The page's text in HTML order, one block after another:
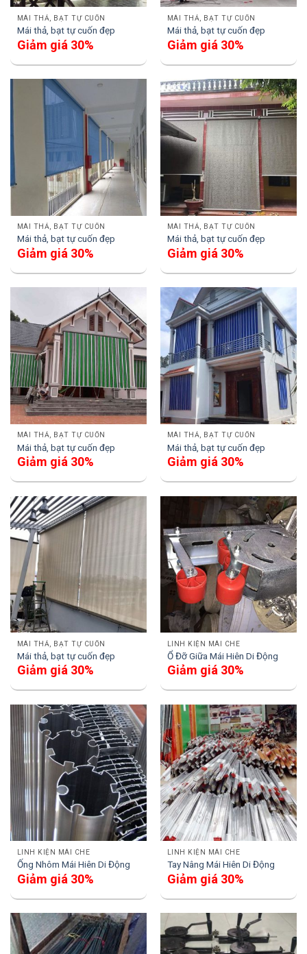
MÁI THẢ, BẠT TỰ CUỐN
Mái thả, bạt tự cuốn đẹp
Giảm giá 30%
MÁI THẢ, BẠT TỰ CUỐN
Mái thả, bạt tự cuốn đẹp
Giảm giá 30%
MÁI THẢ, BẠT TỰ CUỐN
Mái thả, bạt tự cuốn đẹp
Giảm giá 30%
MÁI THẢ, BẠT TỰ CUỐN
Mái thả, bạt tự cuốn đẹp
Giảm giá 30%
MÁI THẢ, BẠT TỰ CUỐN
Mái thả, bạt tự cuốn đẹp
Giảm giá 30%
MÁI THẢ, BẠT TỰ CUỐN
Mái thả, bạt tự cuốn đẹp
Giảm giá 30%
MÁI THẢ, BẠT TỰ CUỐN
Mái thả, bạt tự cuốn đẹp
Giảm giá 30%
LINH KIỆN MÁI CHE
Ổ Đỡ Giữa Mái Hiên Di Động
Giảm giá 30%
LINH KIỆN MÁI CHE
Ống Nhôm Mái Hiên Di Động
Giảm giá 30%
LINH KIỆN MÁI CHE
Tay Nâng Mái Hiên Di Động
Giảm giá 30%